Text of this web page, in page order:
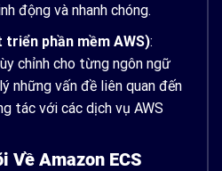
động và nhanh chóng.
triển phần mềm AWS):
chỉnh cho từng ngôn ngữ
những vấn đề liên quan đến
tác với các dịch vụ AWS
Về Amazon ECS